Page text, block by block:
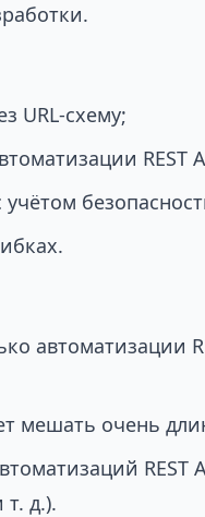
URL-схему;
REST
автоматизации
мешать очень
REST
д.).